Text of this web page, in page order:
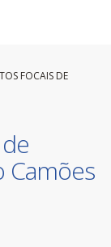
FOCAIS DE